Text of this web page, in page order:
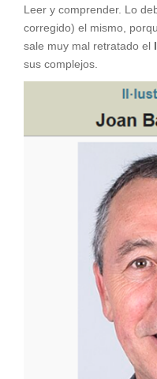
Leer y comprender. Lo
corregido) el mismo,
sale muy mal retratado el
sus complejos.